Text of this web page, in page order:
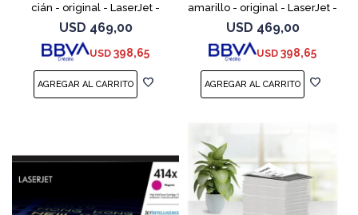
cián - original - LaserJet -
cartucho de tóner (W2021X) -
para Color LaserJet
Enterprise M455, MFP
USD 469,00
USD 398,65
amarillo - original - LaserJet -
cartucho de tóner (W2022X) -
para Color LaserJet
Enterprise M455,
USD 469,00
USD 398,65